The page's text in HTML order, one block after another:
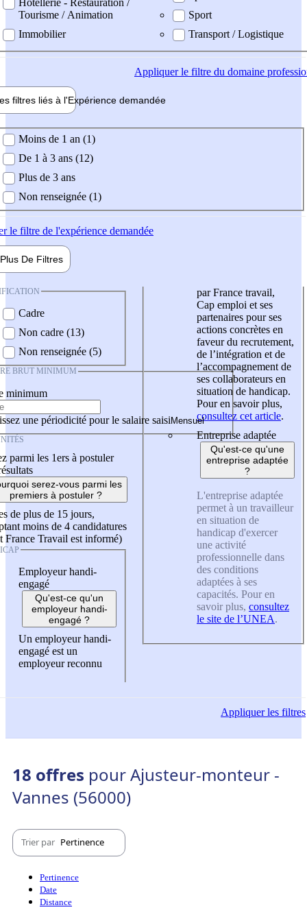
Tourisme / Animation
Immobilier
Sport
Transport / Logistique
Appliquerle filtre du domaine
filtres liés à l'Expérience demandée
demandée
Moins de 1 an (1)
De 1 à 3 ans (12)
Plus de 3 ans
Non renseignée (1)
le filtre de l'expérience demandée
Plus De Filtres
Cadre
Non cadre (13)
Non renseignée (5)
BRUT MINIMUM
minimum
une périodicité pour le salaire saisi
parmi les 1ers à postuler
serez-vous parmi les
premiers à postuler ?
de plus de 15 jours,
moins de 4 candidatures
France Travail est informé)
Employeur handi-
engagé
Qu'est-ce qu'un
employeur handi-
engagé ?
Un employeur handi-
engagé est un
employeur reconnu
par France travail,
Cap emploi et ses
partenaires pour ses
actions concrètes en
faveur du recrutement,
de l’intégration et de
l’accompagnement de
ses collaborateurs en
situation de handicap.
Pour en savoir plus,
consultez cet article.
Entreprise adaptée
Qu'est-ce qu'une
entreprise adaptée
?
L'entreprise adaptée
permet à un travailleur
en situation de
handicap d'exercer
une activité
professionnelle dans
des conditions
adaptées à ses
capacités. Pour en
savoir plus, consultez
le site de l’UNEA.
Appliquerles filtres
18 offres pour Ajusteur-monteur -
Vannes (56000)
Trier par Pertinence
Pertinence
Date
Distance